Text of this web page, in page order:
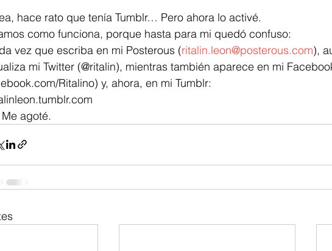
hace rato que tenía Tumblr… Pero ahora lo activé.
como funciona, porque hasta para mi quedó confuso:
vez que escriba en mi Posterous (ritalin.leon@posterous.com),
mi Twitter (@ritalin), mientras también aparece en mi
Ritalino) y, ahora, en mi Tumblr:
agoté.